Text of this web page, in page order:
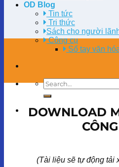
OD Blog
Tin tức
Tri thức
Sách cho người
Công cụ
Sổ tay văn
DOWNLOAD
(Tài liệu sẽ tự động tải